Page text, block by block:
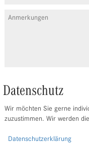
Datenschutz
Wir möchten Sie gerne
zuzustimmen. Wir werden
Datenschutzerklärung